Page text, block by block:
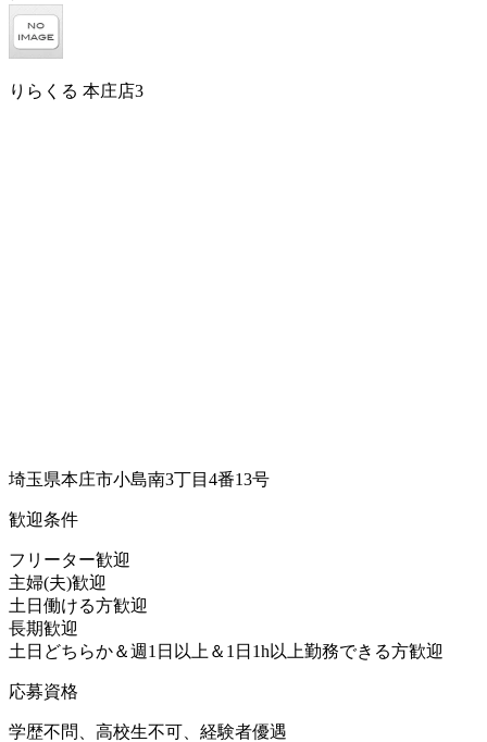
りらくる 本庄店3
埼玉県本庄市小島南3丁目4番13号
歓迎条件
フリーター歓迎
主婦(夫)歓迎
土日働ける方歓迎
長期歓迎
土日どちらか＆週1日以上＆1日1h以上勤務できる方歓迎
応募資格
学歴不問、高校生不可、経験者優遇